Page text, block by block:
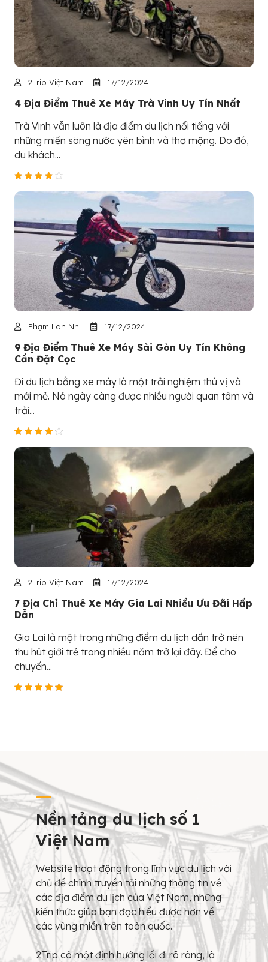
2Trip Việt Nam 17/12/2024
4 Địa Điểm Thuê Xe Máy Trà Vinh Uy Tín Nhất
Trà Vinh vẫn luôn là địa điểm du lịch nổi tiếng với
những miền sông nước yên bình và thơ mộng. Do đó,
du khách...
Phạm Lan Nhi 17/12/2024
9 Địa Điểm Thuê Xe Máy Sài Gòn Uy Tín Không
Cần Đặt Cọc
Đi du lịch bằng xe máy là một trải nghiệm thú vị và
mới mẻ. Nó ngày càng được nhiều người quan tâm và
trải...
2Trip Việt Nam 17/12/2024
7 Địa Chỉ Thuê Xe Máy Gia Lai Nhiều Ưu Đãi Hấp
Dẫn
Gia Lai là một trong những điểm du lịch dần trở nên
thu hút giới trẻ trong nhiều năm trở lại đây. Để cho
chuyến...
Nền tảng du lịch số 1
Việt Nam
Website hoạt động trong lĩnh vực du lịch với
chủ đề chính truyền tải những thông tin về
các địa điểm du lịch của Việt Nam, những
kiến thức giúp bạn đọc hiểu được hơn về
các vùng miền trên toàn quốc.
2Trip có một định hướng lối đi rõ ràng, là